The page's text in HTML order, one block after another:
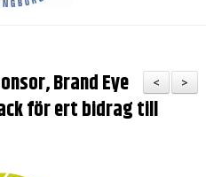
>
<
Brand Eye
för ert bidrag till